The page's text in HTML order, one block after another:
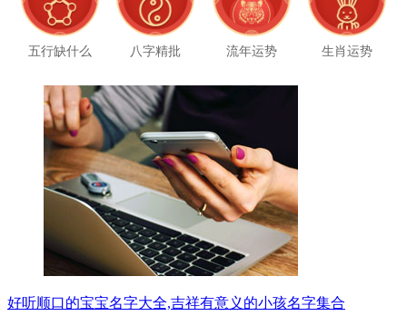
五行缺什么 八字精批 流年运势 生肖运势
好听顺口的宝宝名字大全,吉祥有意义的小孩名字集合